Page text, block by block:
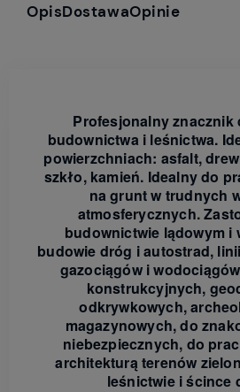
OpisDostawaOpinie
Profesjonalny znacznik
budownictwa i leśnictwa.
powierzchniach: asfalt,
szkło, kamień. Idealny do
na grunt w trudnych
atmosferycznych.
budownictwie lądowym i
budowie dróg i autostrad,
gazociągów i
konstrukcyjnych,
odkrywkowych,
magazynowych, do
niebezpiecznych, do
architekturą terenów
leśnictwie i ścince